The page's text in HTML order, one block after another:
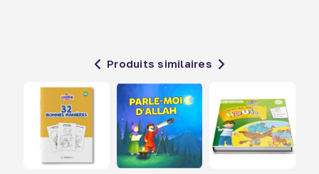
Produits similaires